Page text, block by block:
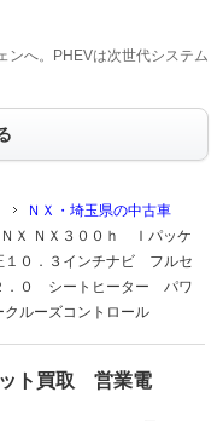
ンへ。PHEVは次世代システム
ＮＸ・埼玉県の中古車
Ｘ ＮＸ３００ｈ Ｉパッケ
０．３インチナビ フルセ
０ シートヒーター パワ
ルーズコントロール
ト買取 営業電